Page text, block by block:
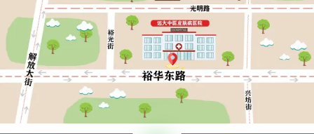
方便说下您的白癜风症状？